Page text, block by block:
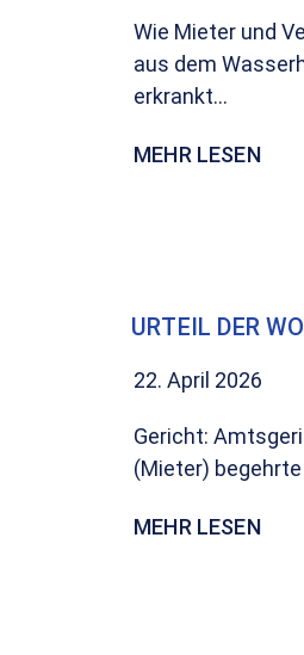
Wie Mieter und
aus dem
erkrankt...
MEHR LESEN
URTEIL DER
22. April 2026
Gericht:
(Mieter)
MEHR LESEN